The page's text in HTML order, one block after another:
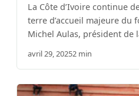
La Côte d’Ivoire continue
terre d’accueil majeure du
Michel Aulas, président de
avril 29, 20252 min